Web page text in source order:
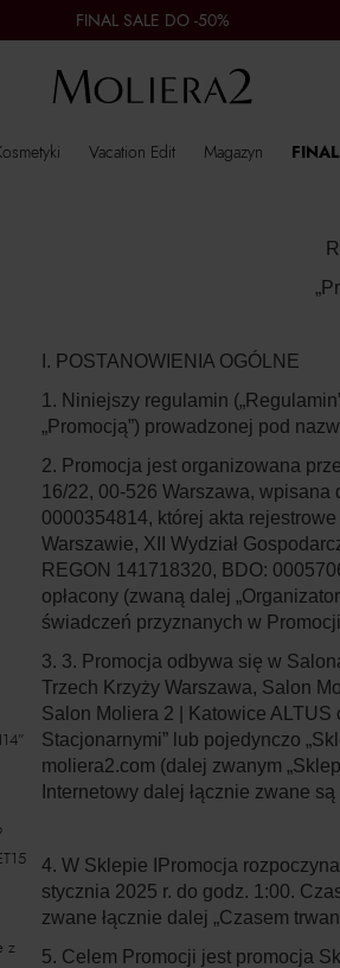
FINAL SALE DO -50%
Vacation Edit Magazyn
z
I. POSTANOWIENIA OGÓLNE
1. Niniejszy regulamin („Regulamin
„Promocją”) prowadzonej pod
2. Promocja jest organizowana
16/22, 00-526 Warszawa,
0000354814, której akta
Warszawie, XII Wydział
REGON 141718320, BDO:
opłacony (zwaną dalej „
świadczeń przyznanych w
3. 3. Promocja odbywa się w
Trzech Krzyży Warszawa, Salon
Salon Moliera 2 | Katowice
Stacjonarnymi” lub pojedynczo „
moliera2.com (dalej zwanym „
Internetowy dalej łącznie zwane są
4. W Sklepie IPromocja
stycznia 2025 r. do godz. 1:00.
zwane łącznie dalej „Czasem
5. Celem Promocji jest promocja